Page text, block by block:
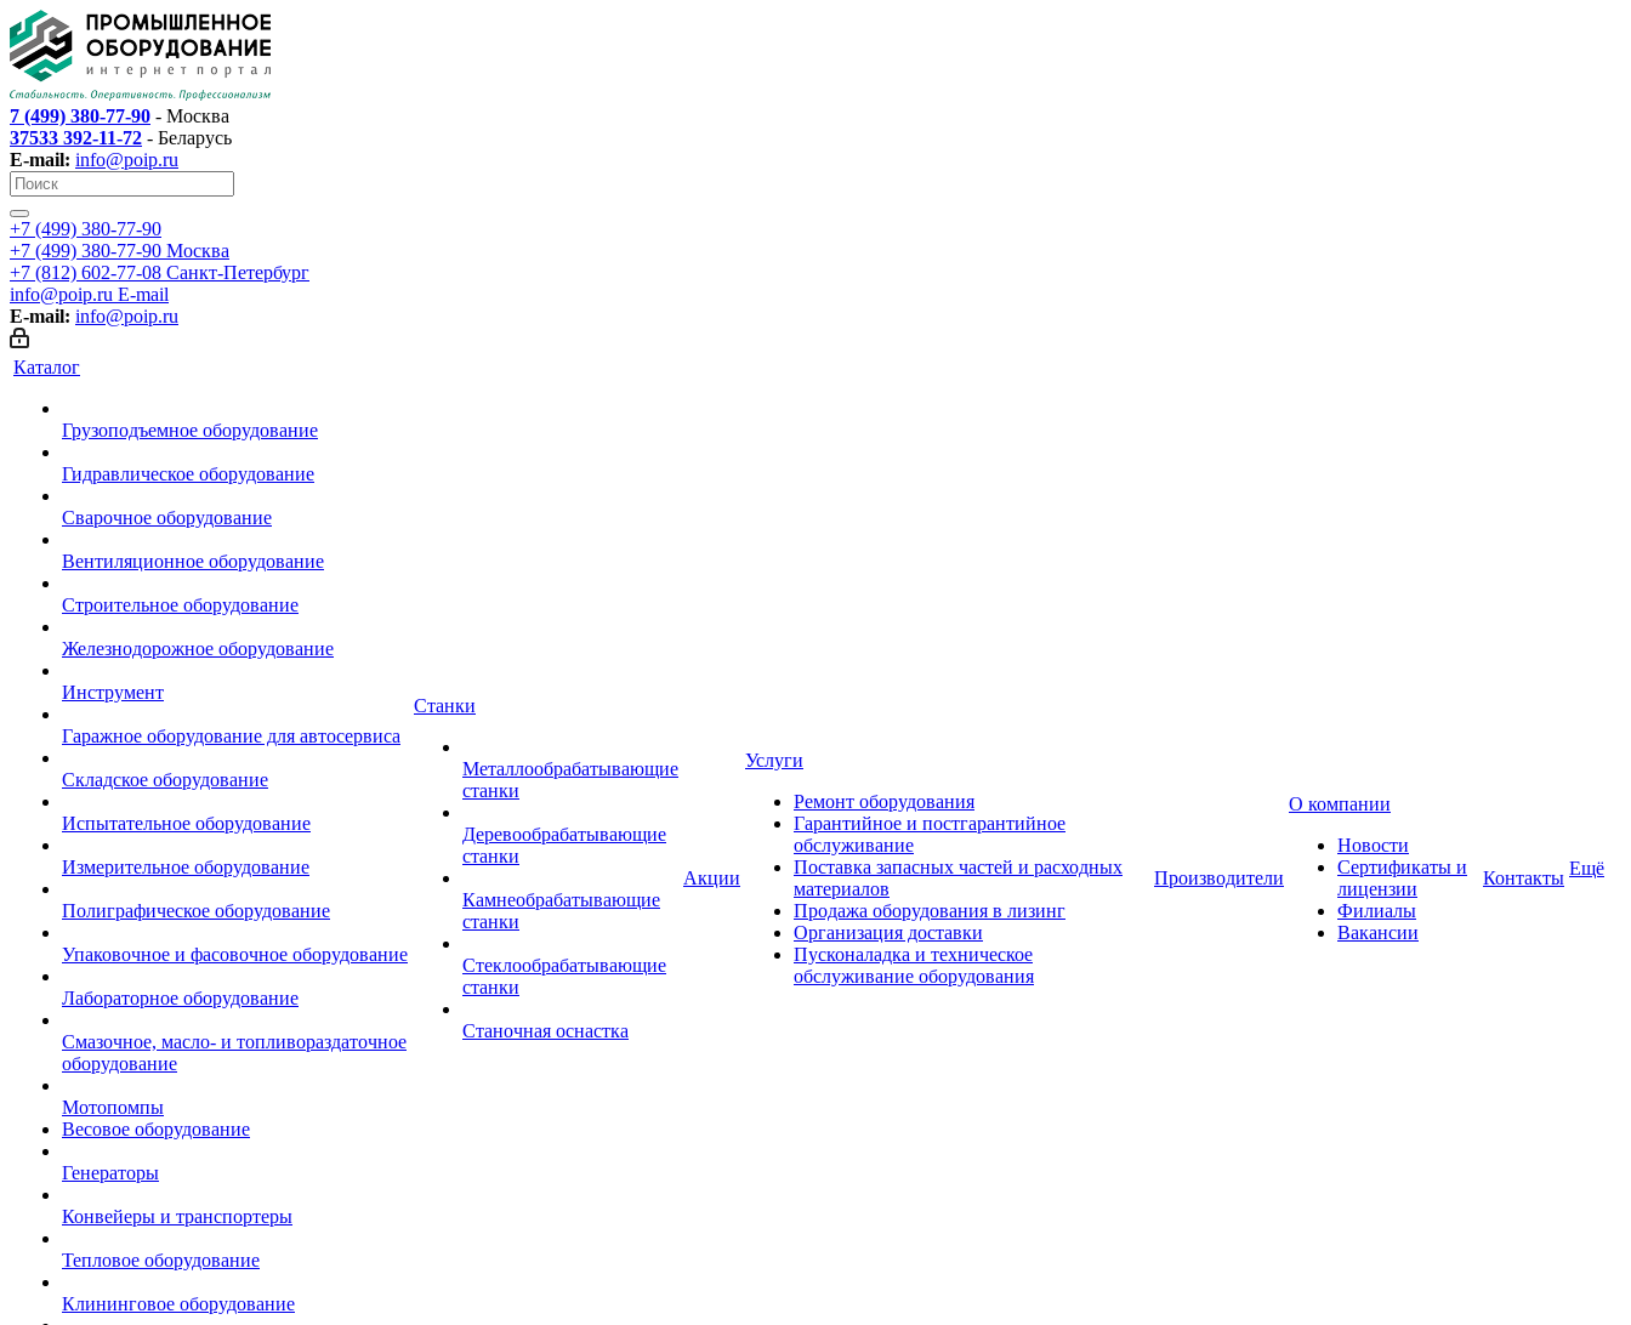
7 (499) 380-77-90 - Москва
37533 392-11-72 - Беларусь
E-mail: info@poip.ru
+7 (499) 380-77-90
+7 (499) 380-77-90 Москва
+7 (812) 602-77-08 Санкт-Петербург
info@poip.ru E-mail
E-mail: info@poip.ru
Каталог
Грузоподъемное оборудование
Гидравлическое оборудование
Сварочное оборудование
Вентиляционное оборудование
Строительное оборудование
Железнодорожное оборудование
Инструмент
Гаражное оборудование для автосервиса
Складское оборудование
Испытательное оборудование
Измерительное оборудование
Полиграфическое оборудование
Упаковочное и фасовочное оборудование
Лабораторное оборудование
Смазочное, масло- и топливораздаточное
оборудование
Мотопомпы
Весовое оборудование
Генераторы
Конвейеры и транспортеры
Тепловое оборудование
Клининговое оборудование
Станки
Металлообрабатывающие
станки
Деревообрабатывающие
станки
Камнеобрабатывающие
станки
Стеклообрабатывающие
станки
Станочная оснастка
Акции
Услуги
Ремонт оборудования
Гарантийное и постгарантийное
обслуживание
Поставка запасных частей и расходных
материалов
Продажа оборудования в лизинг
Организация доставки
Пусконаладка и техническое
обслуживание оборудования
Производители
О компании
Новости
Сертификаты и
лицензии
Филиалы
Вакансии
Контакты Ещё